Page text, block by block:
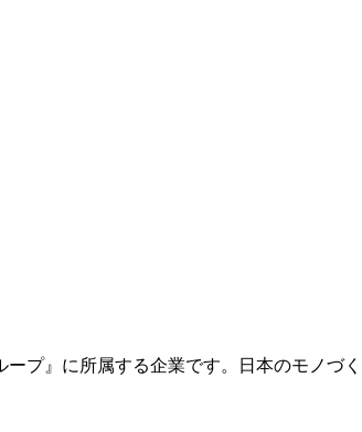
プ』に所属する企業です。日本のモノづ